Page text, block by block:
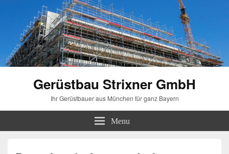
Gerüstbau Strixner GmbH
Ihr Gerüstbauer aus München für ganz Bayern
Menu